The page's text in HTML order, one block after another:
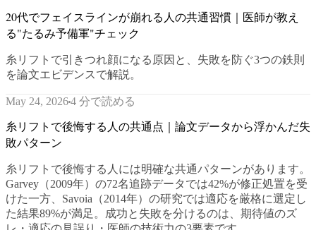
20代でフェイスラインが崩れる人の共通習慣｜医師が教え
る"たるみ予備軍"チェック
糸リフトで引きつれ顔になる原因と、失敗を防ぐ3つの鉄則
を論文エビデンスで解説。
May 24, 20264 分で読める
糸リフトで後悔する人の共通点｜論文データから浮かんだ失
敗パターン
糸リフトで後悔する人には明確な共通パターンがあります。
Garvey（2009年）の72名追跡データでは42%が修正処置を受
けた一方、Savoia（2014年）の研究では適応を厳格に選定し
た結果89%が満足。成功と失敗を分けるのは、期待値のズ